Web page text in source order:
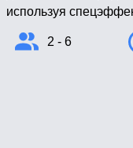
используя
2 - 6